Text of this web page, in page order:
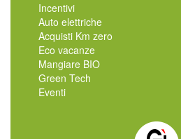
Incentivi
Auto elettriche
Acquisti Km zero
Eco vacanze
Mangiare BIO
Green Tech
Eventi